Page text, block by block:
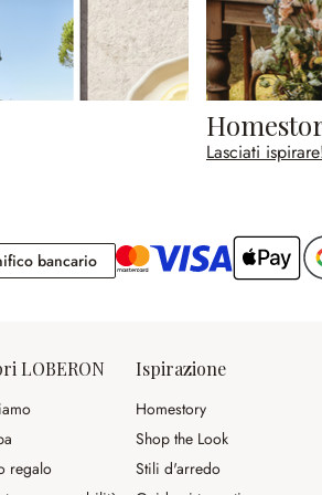
Lasciati
bancarioBonifico bancario
LOBERON
regalo
Ispirazione
Homestory
Shop the Look
Stili d'arredo